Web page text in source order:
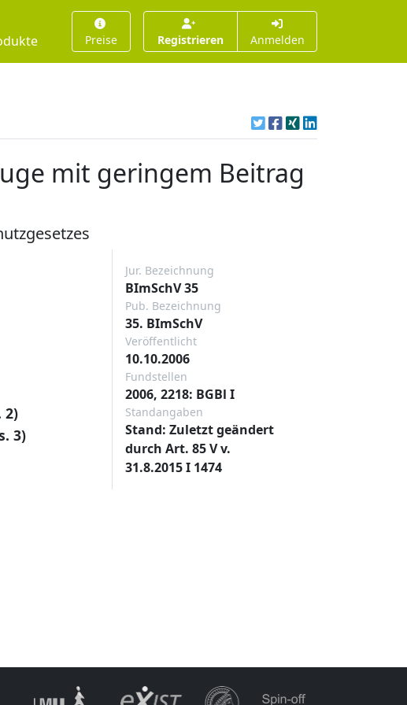
Preise Registrieren Anmelden
mit geringem Beitrag
2)
3)
Jur. Bezeichnung
BImSchV 35
Pub. Bezeichnung
35. BImSchV
Veröffentlicht
10.10.2006
Fundstellen
2006, 2218: BGBl I
Standangaben
Stand: Zuletzt geändert
durch Art. 85 V v.
31.8.2015 I 1474